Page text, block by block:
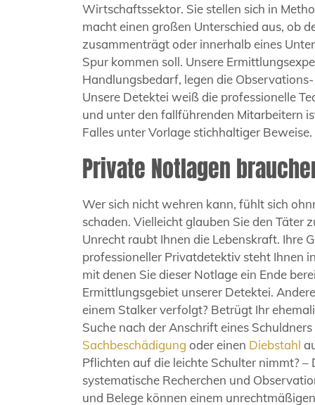
Wirtschaftssektor. Sie stellen sich in
macht einen großen Unterschied aus, ob
zusammenträgt oder innerhalb eines
Spur kommen soll. Unsere
Handlungsbedarf, legen die
Unsere Detektei weiß die professionelle
und unter den fallführenden Mitarbeitern
Falles unter Vorlage stichhaltiger
Private Notlagen
Wer sich nicht wehren kann, fühlt sich
schaden. Vielleicht glauben Sie den Täter
Unrecht raubt Ihnen die Lebenskraft. Ihre
professioneller Privatdetektiv steht Ihnen
mit denen Sie dieser Notlage ein Ende
Ermittlungsgebiet unserer Detektei.
einem Stalker verfolgt? Betrügt Ihr
Suche nach der Anschrift eines
Sachbeschädigung oder einen Diebstahl
Pflichten auf die leichte Schulter nimmt?
systematische Recherchen und
und Belege können einem